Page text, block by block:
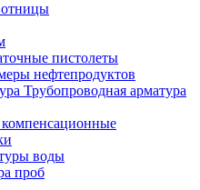
пистолеты
нефтепродуктов
Трубопроводная арматура
воды
проб